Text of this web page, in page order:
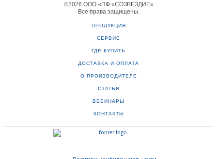
©2026 ООО «ПФ «СОЗВЕЗДИЕ»
Все права защищены
ПРОДУКЦИЯ
СЕРВИС
ГДЕ КУПИТЬ
ДОСТАВКА И ОПЛАТА
О ПРОИЗВОДИТЕЛЕ
СТАТЬИ
ВЕБИНАРЫ
КОНТАКТЫ